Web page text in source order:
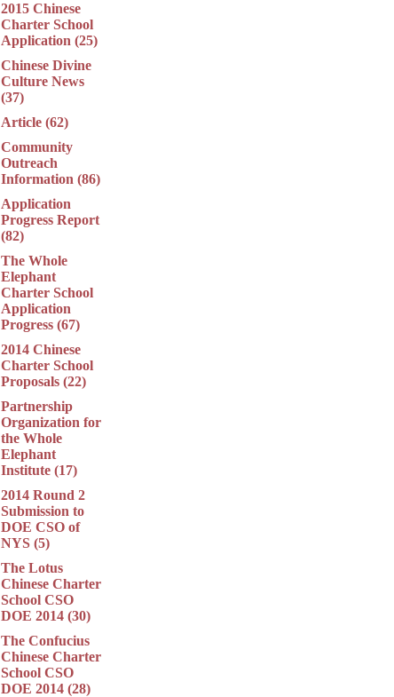
2015 Chinese
Charter School
Application (25)
Chinese Divine
Culture News
(37)
Article (62)
Community
Outreach
Information (86)
Application
Progress Report
(82)
The Whole
Elephant
Charter School
Application
Progress (67)
2014 Chinese
Charter School
Proposals (22)
Partnership
Organization for
the Whole
Elephant
Institute (17)
2014 Round 2
Submission to
DOE CSO of
NYS (5)
The Lotus
Chinese Charter
School CSO
DOE 2014 (30)
The Confucius
Chinese Charter
School CSO
DOE 2014 (28)